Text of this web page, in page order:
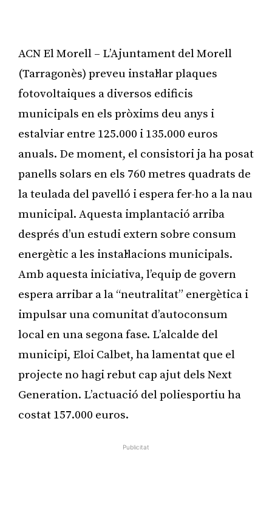
ACN El Morell – L’Ajuntament del Morell
(Tarragonès) preveu instal·lar plaques
fotovoltaiques a diversos edificis
municipals en els pròxims deu anys i
estalviar entre 125.000 i 135.000 euros
anuals. De moment, el consistori ja ha posat
panells solars en els 760 metres quadrats de
la teulada del pavelló i espera fer-ho a la nau
municipal. Aquesta implantació arriba
després d’un estudi extern sobre consum
energètic a les instal·lacions municipals.
Amb aquesta iniciativa, l’equip de govern
espera arribar a la “neutralitat” energètica i
impulsar una comunitat d’autoconsum
local en una segona fase. L’alcalde del
municipi, Eloi Calbet, ha lamentat que el
projecte no hagi rebut cap ajut dels Next
Generation. L’actuació del poliesportiu ha
costat 157.000 euros.
Publicitat